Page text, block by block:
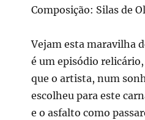
Composição: Silas de
Vejam esta maravilha
é um episódio relicário,
que o artista, num
escolheu para este
e o asfalto como